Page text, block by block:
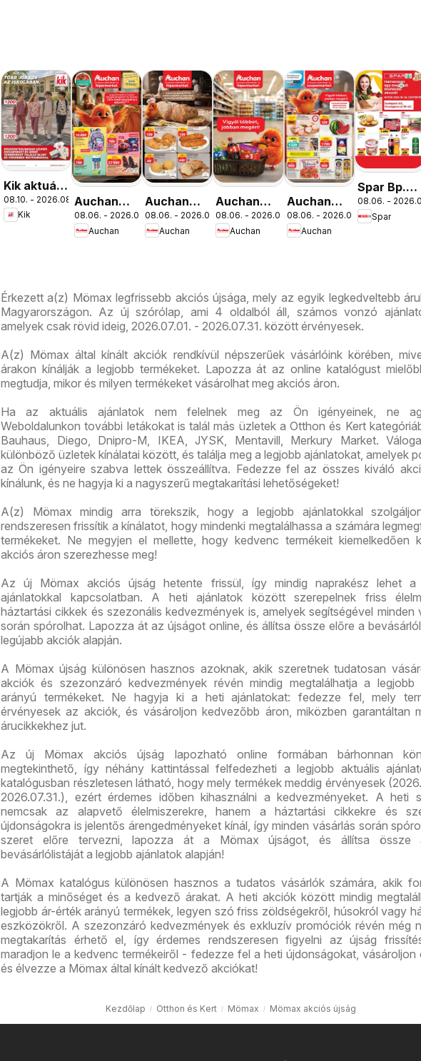
Kik aktuális
akciós
újság
08.10. - 2026.08.16.
Kik
Auchan
Iskolakezdés
ajánlatok
08.06. - 2026.08.19.
Auchan
Auchan
Pékség
ajánlataink
08.06. - 2026.08.12.
Auchan
Auchan
Mennyiségi
kedvezmény
08.06. - 2026.08.19.
Auchan
Auchan
Szupermarket
akciós
08.06. - 2026.08.12.
Auchan
Spar Bp.
XIII.
Országbíró
08.06. -
Spar
Érkezett a(z) Mömax legfrissebb akciós újsága, mely az egyik legkedveltebb
Magyarországon. Az új szórólap, ami 4 oldalból áll, számos vonzó
amelyek csak rövid ideig, 2026.07.01. - 2026.07.31. között érvényesek.
A(z) Mömax által kínált akciók rendkívül népszerűek vásárlóink körében,
árakon kínálják a legjobb termékeket. Lapozza át az online katalógust
megtudja, mikor és milyen termékeket vásárolhat meg akciós áron.
Ha az aktuális ajánlatok nem felelnek meg az Ön igényeinek, ne
Weboldalunkon további letákokat is talál más üzletek a Otthon és Kert
Bauhaus, Diego, Dnipro-M, IKEA, JYSK, Mentavill, Merkury Market.
különböző üzletek kínálatai között, és találja meg a legjobb ajánlatokat, amelyek
az Ön igényeire szabva lettek összeállítva. Fedezze fel az összes kiváló
kínálunk, és ne hagyja ki a nagyszerű megtakarítási lehetőségeket!
A(z) Mömax mindig arra törekszik, hogy a legjobb ajánlatokkal
rendszeresen frissítik a kínálatot, hogy mindenki megtalálhassa a számára
termékeket. Ne megyjen el mellette, hogy kedvenc termékeit kiemelkedően
akciós áron szerezhesse meg!
Az új Mömax akciós újság hetente frissül, így mindig naprakész lehet a
ajánlatokkal kapcsolatban. A heti ajánlatok között szerepelnek friss
háztartási cikkek és szezonális kedvezmények is, amelyek segítségével minden
során spórolhat. Lapozza át az újságot online, és állítsa össze előre a
legújabb akciók alapján.
A Mömax újság különösen hasznos azoknak, akik szeretnek tudatosan
akciók és szezonzáró kedvezmények révén mindig megtalálhatja a legjobb
arányú termékeket. Ne hagyja ki a heti ajánlatokat: fedezze fel, mely
érvényesek az akciók, és vásároljon kedvezőbb áron, miközben garantáltan
árucikkekhez jut.
Az új Mömax akciós újság lapozható online formában bárhonnan
megtekinthető, így néhány kattintással felfedezheti a legjobb aktuális
katalógusban részletesen látható, hogy mely termékek meddig érvényesek
2026.07.31.), ezért érdemes időben kihasználni a kedvezményeket. A heti
nemcsak az alapvető élelmiszerekre, hanem a háztartási cikkekre és
újdonságokra is jelentős árengedményeket kínál, így minden vásárlás során
szeret előre tervezni, lapozza át a Mömax újságot, és állítsa össze
bevásárlólistáját a legjobb ajánlatok alapján!
A Mömax katalógus különösen hasznos a tudatos vásárlók számára, akik
tartják a minőséget és a kedvező árakat. A heti akciók között mindig
legjobb ár-érték arányú termékek, legyen szó friss zöldségekről, húsokról vagy
eszközökről. A szezonzáró kedvezmények és exkluzív promóciók révén még
megtakarítás érhető el, így érdemes rendszeresen figyelni az újság
maradjon le a kedvenc termékeiről - fedezze fel a heti újdonságokat, vásároljon
és élvezze a Mömax által kínált kedvező akciókat!
Kezdőlap Otthon és Kert Mömax Mömax akciós újság